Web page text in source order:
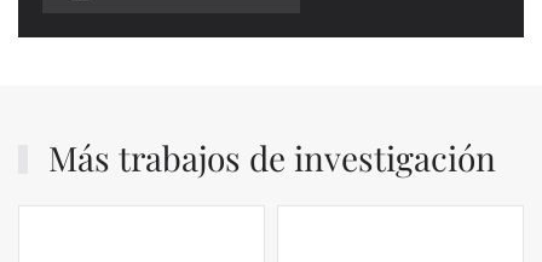
Más trabajos de investigación